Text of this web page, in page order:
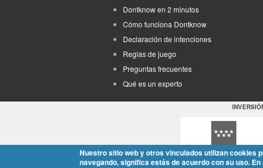
Dontknow en 2 minutos
Cómo funciona Dontknow
Declaración de intenciones
Reglas de juego
Preguntas frecuentes
Qué es un experto
Nuestro sitio web y otros vinculados utilizan cookies
navegando, significa estás de acuerdo con su uso.